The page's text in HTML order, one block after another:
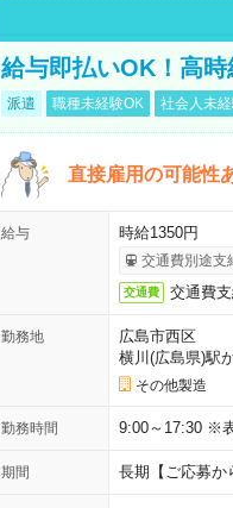
給与即払いOK！高
派遣 職種未経験OK 社会人未
直接雇用の可能性
給与 時給1350円
交通費別途支
交通費 交通費
勤務地
広島市西区
横川(広島県)駅
その他製造
勤務時間 9:00～17:30 ※
期間 長期【ご応募か